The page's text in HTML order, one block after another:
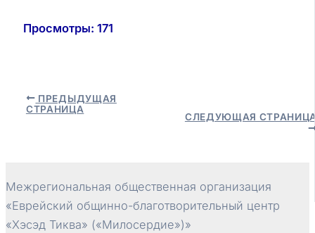
Просмотры: 171
Навигация
ПРЕДЫДУЩАЯ
СТРАНИЦА
СЛЕДУЮЩАЯ
Межрегиональная общественная организация
«Еврейский общинно-благотворительный центр
«Хэсэд Тиква» («Милосердие»)»